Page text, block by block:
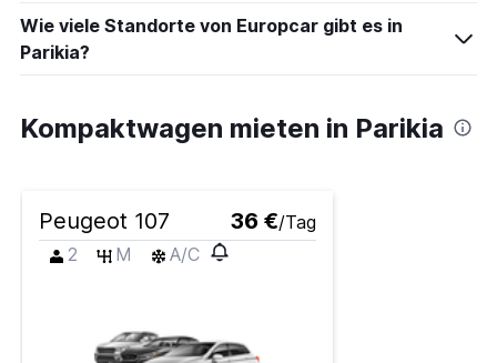
Wie viele Standorte von Europcar gibt es in
Parikia?
Kompaktwagen mieten in Parikia
Peugeot 107 36 €/Tag
2
M A/C